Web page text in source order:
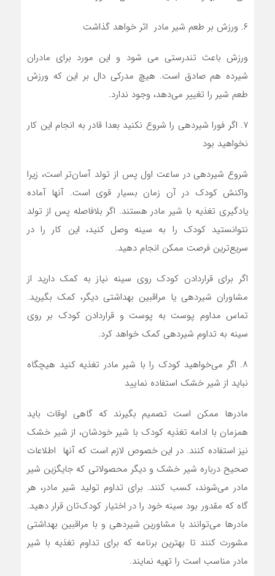
۶. ورزش بر طعم شیر مادر اثر خواهد گذاشت
ورزش باعث تندرستی می شود و این مورد برای مادران
شیرده هم صادق است. هیچ مدرکی دال بر این که ورزش
طعم شیر را تغییر می‌دهد، وجود ندارد.
۷. اگر فورا شیردهی را شروع نکنید بعدا قادر به انجام این کار
نخواهید بود
شروع شیردهی در ساعت اول پس از تولد آسان‌تر است، زیرا
واکنش کودک در آن زمان بسیار قوی است. آنها آماده
یادگیری تغذیه با شیر مادر هستند. اگر بلافاصله پس از تولد
نتوانستید کودک را به سینه وصل کنید،‌ این کار را در
سریع‌ترین فرصت ممکن انجام دهید.
اگر برای قراردادن کودک روی سینه نیاز به کمک دارید از
مشاوران شیردهی یا مراقبین بهداشتی دیگر، کمک بگیرید.
تماس مداوم پوست به پوست و قراردادن کودک بر روی
سینه به تداوم شیردهی کمک خواهد کرد.
۸. اگر می‌خواهید کودک را با شیر مادر تغذیه کنید هیچگاه
نباید از شیر خشک استفاده نمایید
مادرها ممکن است تصمیم بگیرند که گاهی اوقات باید
همزمان با ادامه تغذیه کودک با شیر خودشان،‌ از شیر خشک
نیز استفاده کنند. در این خصوص لازم است که آنها اطلاعات
صحیح درباره شیر خشک و دیگر محصولاتی که جایگزین شیر
مادر می‌شوند،‌ کسب کنند. برای تداوم تولید شیر مادر،‌ هر
گاه که مقدور بود سینه خود را در اختیار کودک‌تان قرار دهید.
مادرها می‌توانند با مشاورین شیردهی و با مراقبین بهداشتی
مشورت کنند تا بهترین برنامه که برای تداوم تغذیه با شیر
مادر مناسب است را تهیه نمایند.